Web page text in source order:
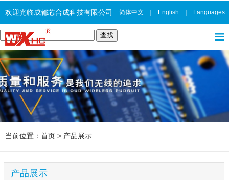
欢迎光临成都芯合成科技有限公司 简体中文 English Languages
当前位置： 首页 > 产品展示
产品展示